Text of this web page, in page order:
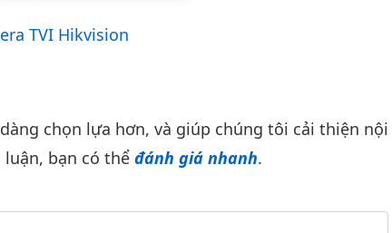
TVI Hikvision
chọn lựa hơn, và giúp chúng tôi cải thiện nội
bạn có thể đánh giá nhanh.